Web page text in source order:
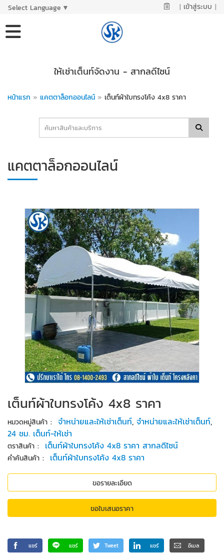
Select Language ▼ | เข้าสู่ระบบ |
ให้เช่าเต็นท์จัดงาน - สากลดีไซน์
หน้าแรก » แคตตาล็อกออนไลน์ » เต็นท์ผ้าใบทรงโค้ง 4x8 ราคา
แคตตาล็อกออนไลน์
เต็นท์ผ้าใบทรงโค้ง 4x8 ราคา
หมวดหมู่สินค้า : จำหน่ายและให้เช่าเต็นท์, จำหน่ายและให้เช่าเต็นท์,
24 ชม. เต็นท์-ให้เช่า
ตราสินค้า : เต็นท์ผ้าใบทรงโค้ง 4x8 ราคา สากลดีไซน์
คำค้นสินค้า : เต็นท์ผ้าใบทรงโค้ง 4x8 ราคา
ขอรายละเอียด
ขอใบเสนอราคา
แชร์ แชร์ Tweet แชร์ อีเมล